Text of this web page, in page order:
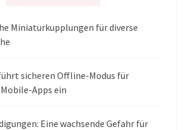
Miniaturkupplungen für diverse
sicheren Offline-Modus für
Apps ein
Eine wachsende Gefahr für